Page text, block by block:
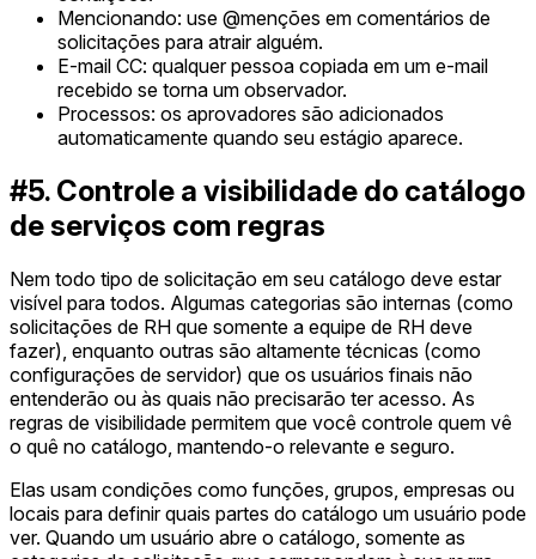
Mencionando: use @menções em comentários de
solicitações para atrair alguém.
E-mail CC: qualquer pessoa copiada em um e-mail
recebido se torna um observador.
Processos: os aprovadores são adicionados
automaticamente quando seu estágio aparece.
#5. Controle a visibilidade do catálogo
de serviços com regras
Nem todo tipo de solicitação em seu catálogo deve estar
visível para todos. Algumas categorias são internas (como
solicitações de RH que somente a equipe de RH deve
fazer), enquanto outras são altamente técnicas (como
configurações de servidor) que os usuários finais não
entenderão ou às quais não precisarão ter acesso. As
regras de visibilidade permitem que você controle quem vê
o quê no catálogo, mantendo-o relevante e seguro.
Elas usam condições como funções, grupos, empresas ou
locais para definir quais partes do catálogo um usuário pode
ver. Quando um usuário abre o catálogo, somente as